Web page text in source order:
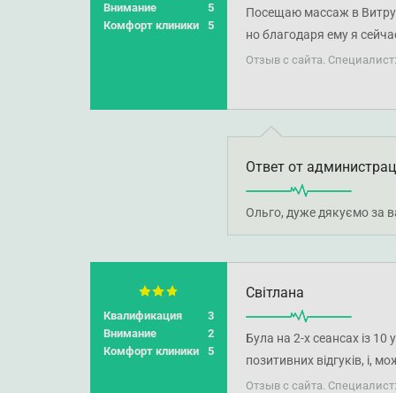
Внимание
5
Комфорт клиники
5
Посещаю массаж в
но благодаря ему я
Лучший специалист.
Отзыв с сайта.
Ответ от
Ольго, дуже дякуємо за
Квалификация
3
Внимание
2
Комфорт клиники
5
Світлана
Була на 2-х сеансах із
позитивних відгуків, і,
отримала, попри те, що
Отзыв с сайта.